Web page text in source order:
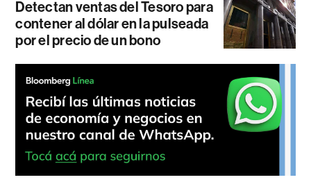
Detectan ventas del Tesoro para
contener al dólar en la pulseada
por el precio de un bono